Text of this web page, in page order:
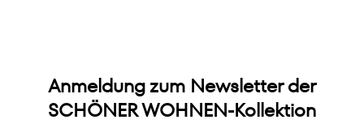
Anmeldung zum Newsletter der
SCHÖNER WOHNEN-Kollektion